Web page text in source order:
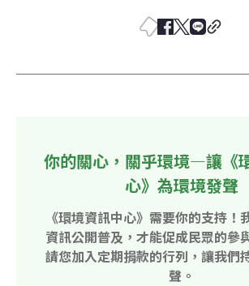
你的關心，關乎環境—讓《
心》為環境發聲
《環境資訊中心》需要你的支持！
資訊公開普及，才能促成民眾的參
請您加入定期捐款的行列，讓我們
聲。